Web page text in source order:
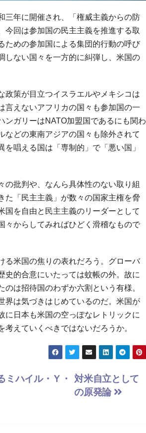
年に開催され、「権威主義からの防
今回は参加国の民主主義を推進する取
ための参加国による集団的行動の呼び
しない国々を一方的に糾弾し、米国の
策が目立つイスラエルやメキシコは
言えないアフリカの国々も参加国の一
ンガリーはNATO加盟国であるにも関わ
などの東南アジアの国々も除外されて
唱える国は「専制的」で「悪い国」
批判や、なんら具体性のない取り組
た「民主主義」が数々の国家主権を脅
国を自由と民主主義のリーダーとして
々からしてみればひどく滑稽なもので
米国の焦りの表れだろう。グローバ
史的合意にいたっては蚊帳の外。故に
は招待国のわずか六割という有様。
界は気づきはじめているのだ。米国が
に日本も米国の空っぽなレトリックに
えていくべきではないだろうか。
対米自立として
の原発論
ミハイル・Ｙ・